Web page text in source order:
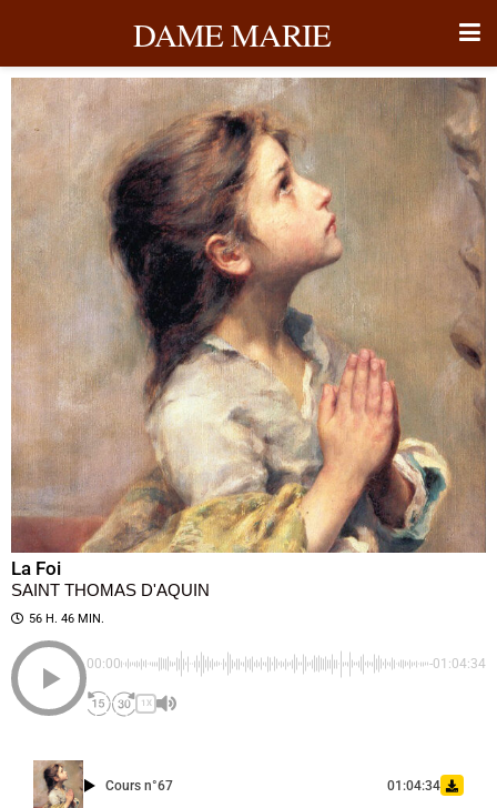
DAME MARIE
La Foi
SAINT THOMAS D'AQUIN
56 H. 46 MIN.
00:00 -01:04:34
1X
Cours n°67 01:04:34